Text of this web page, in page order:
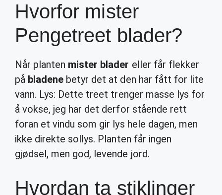
Hvorfor mister
Pengetreet blader?
Når planten mister blader eller får flekker
på bladene betyr det at den har fått for lite
vann. Lys: Dette treet trenger masse lys for
å vokse, jeg har det derfor stående rett
foran et vindu som gir lys hele dagen, men
ikke direkte sollys. Planten får ingen
gjødsel, men god, levende jord.
Hvordan ta stiklinger